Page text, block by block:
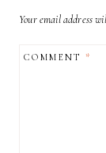
Your email address
COMMENT*